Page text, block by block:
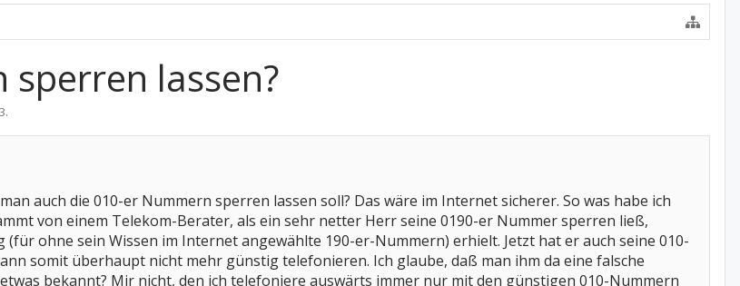
lassen?
.
auch die 010-er Nummern sperren lassen soll? Das wäre im Internet sicherer. So was habe ich
von einem Telekom-Berater, als ein sehr netter Herr seine 0190-er Nummer sperren ließ,
(für ohne sein Wissen im Internet angewählte 190-er-Nummern) erhielt. Jetzt hat er auch seine 010-
somit überhaupt nicht mehr günstig telefonieren. Ich glaube, daß man ihm da eine falsche
bekannt? Mir nicht, den ich telefoniere auswärts immer nur mit den günstigen 010-Nummern